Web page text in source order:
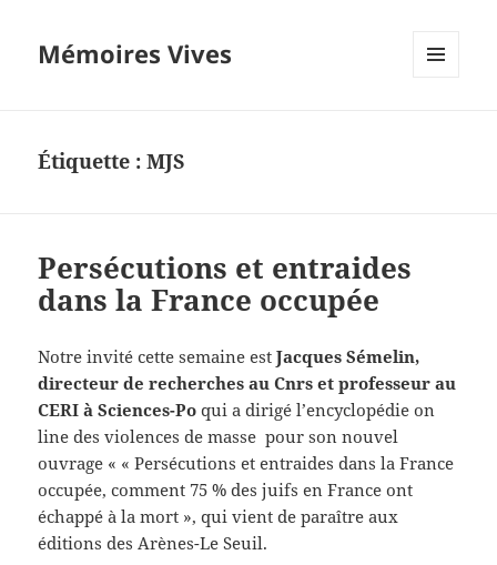
Mémoires Vives
Étiquette :MJS
Persécutions et entraides
dans la France occupée
Notre invité cette semaine estJacques Sémelin,
directeur de recherches au Cnrs et professeur au
CERI à Sciences-Po qui a dirigé l’encyclopédie on
line des violences de masse pour son nouvel
ouvrage « « Persécutions et entraides dans la France
occupée, comment 75 % des juifs en France ont
échappé à la mort », qui vient de paraître aux
éditions des Arènes-Le Seuil.